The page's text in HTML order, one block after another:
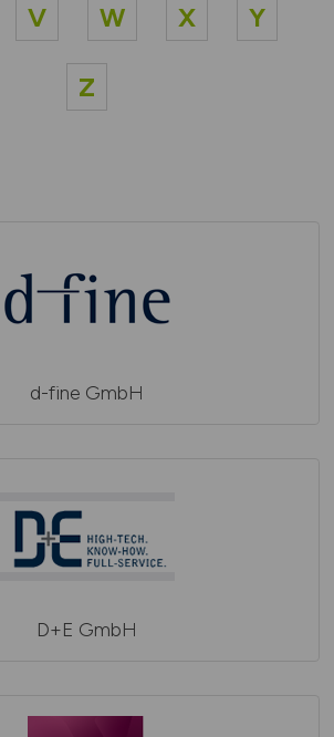
V W X Y
Z
d-fine GmbH
D+E GmbH